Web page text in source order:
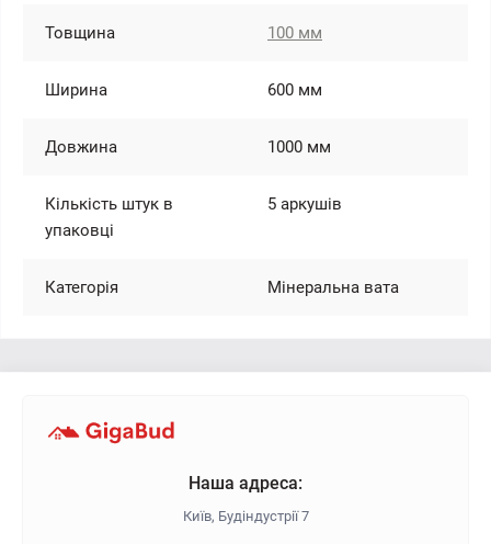
Товщина 100 мм
Ширина 600 мм
Довжина 1000 мм
Кількість штук в
упаковці
5 аркушів
Категорія Мінеральна вата
Наша адреса:
Київ, Будіндустрії 7